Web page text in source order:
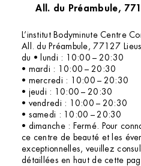
All. du Préambule,
L’institut Bodyminute Centre
All. du Préambule, 77127
du • lundi : 10:00 – 20:30
• mardi : 10:00 – 20:30
• mercredi : 10:00 – 20:30
• jeudi : 10:00 – 20:30
• vendredi : 10:00 – 20:30
• samedi : 10:00 – 20:30
• dimanche : Fermé. Pour
ce centre de beauté et les
exceptionnelles, veuillez
détaillées en haut de cette